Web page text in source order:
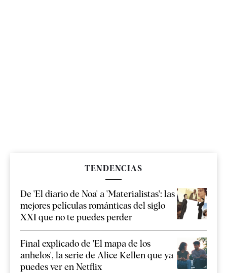
TENDENCIAS
De 'El diario de Noa' a 'Materialistas': las
mejores películas románticas del siglo
XXI que no te puedes perder
Final explicado de 'El mapa de los
anhelos', la serie de Alice Kellen que ya
puedes ver en Netflix